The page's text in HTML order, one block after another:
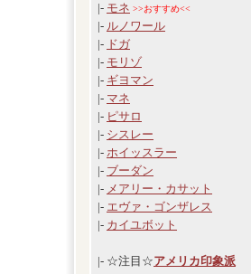
|- モネ >>おすすめ<<
|- ルノワール
|- ドガ
|- モリゾ
|- ギヨマン
|- マネ
|- ピサロ
|- シスレー
|- ホイッスラー
|- ブーダン
|- メアリー・カサット
|- エヴァ・ゴンザレス
|- カイユボット
|- ☆注目☆アメリカ印象派